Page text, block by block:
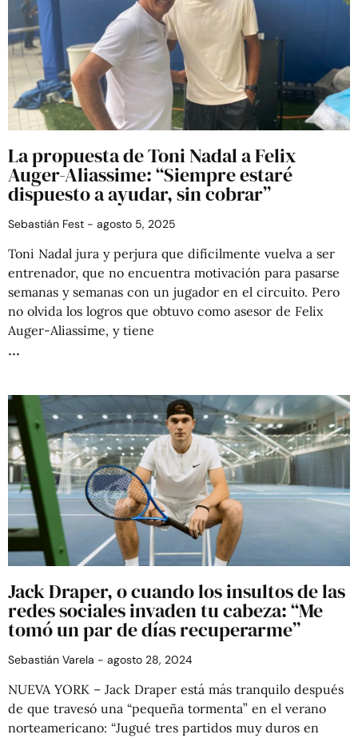
La propuesta de Toni Nadal a Felix
Auger-Aliassime: “Siempre estaré
dispuesto a ayudar, sin cobrar”
Sebastián Fest agosto 5, 2025
Toni Nadal jura y perjura que difícilmente vuelva a ser
entrenador, que no encuentra motivación para pasarse
semanas y semanas con un jugador en el circuito. Pero
no olvida los logros que obtuvo como asesor de Felix
Auger-Aliassime, y tiene
Jack Draper, o cuando los insultos de las
redes sociales invaden tu cabeza: “Me
tomó un par de días recuperarme”
Sebastián Varela agosto 28, 2024
NUEVA YORK – Jack Draper está más tranquilo después
de que travesó una “pequeña tormenta” en el verano
norteamericano: “Jugué tres partidos muy duros en